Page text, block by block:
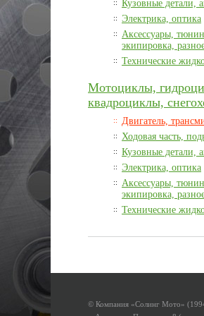
:: Кузовные детали,
:: Электрика, оптика
:: Аксессуары,
экипировка,
:: Технические
Мотоциклы,
квадроциклы,
:: Двигатель,
:: Ходовая часть,
:: Кузовные детали,
:: Электрика, оптика
:: Аксессуары,
экипировка,
:: Технические
© Компания «Солинг Мото»